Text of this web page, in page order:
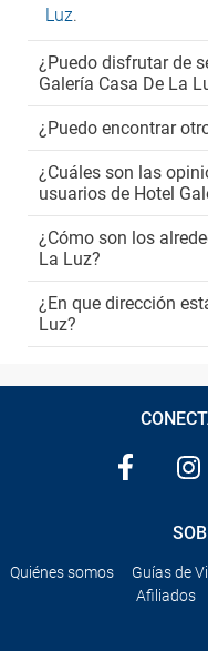
Luz.
¿Puedo disfrutar de
Galería Casa De La
¿Puedo encontrar
¿Cuáles son las
usuarios de Hotel
¿Cómo son los
La Luz?
¿En que dirección
Luz?
Quiénes somos Guías de
Afiliados